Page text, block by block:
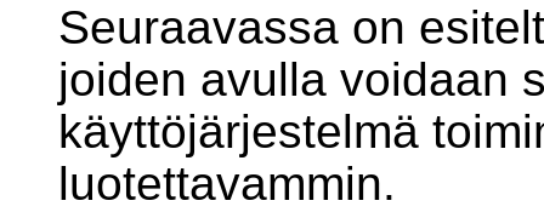
Seuraavassa on
joiden avulla voidaan
käyttöjärjestelmä
luotettavammin.